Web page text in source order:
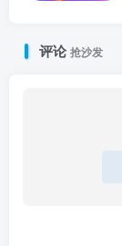
评论抢沙发